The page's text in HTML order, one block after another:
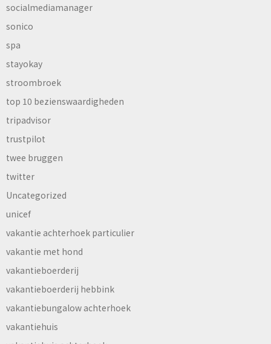
socialmediamanager
sonico
spa
stayokay
stroombroek
top 10 bezienswaardigheden
tripadvisor
trustpilot
twee bruggen
twitter
Uncategorized
unicef
vakantie achterhoek particulier
vakantie met hond
vakantieboerderij
vakantieboerderij hebbink
vakantiebungalow achterhoek
vakantiehuis